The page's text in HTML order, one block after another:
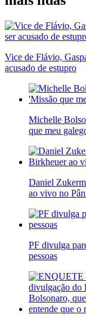
Vice de Flávio,
acusado de estupro
Michelle
que meu
Daniel
ao vivo no
PF divulga
pessoas